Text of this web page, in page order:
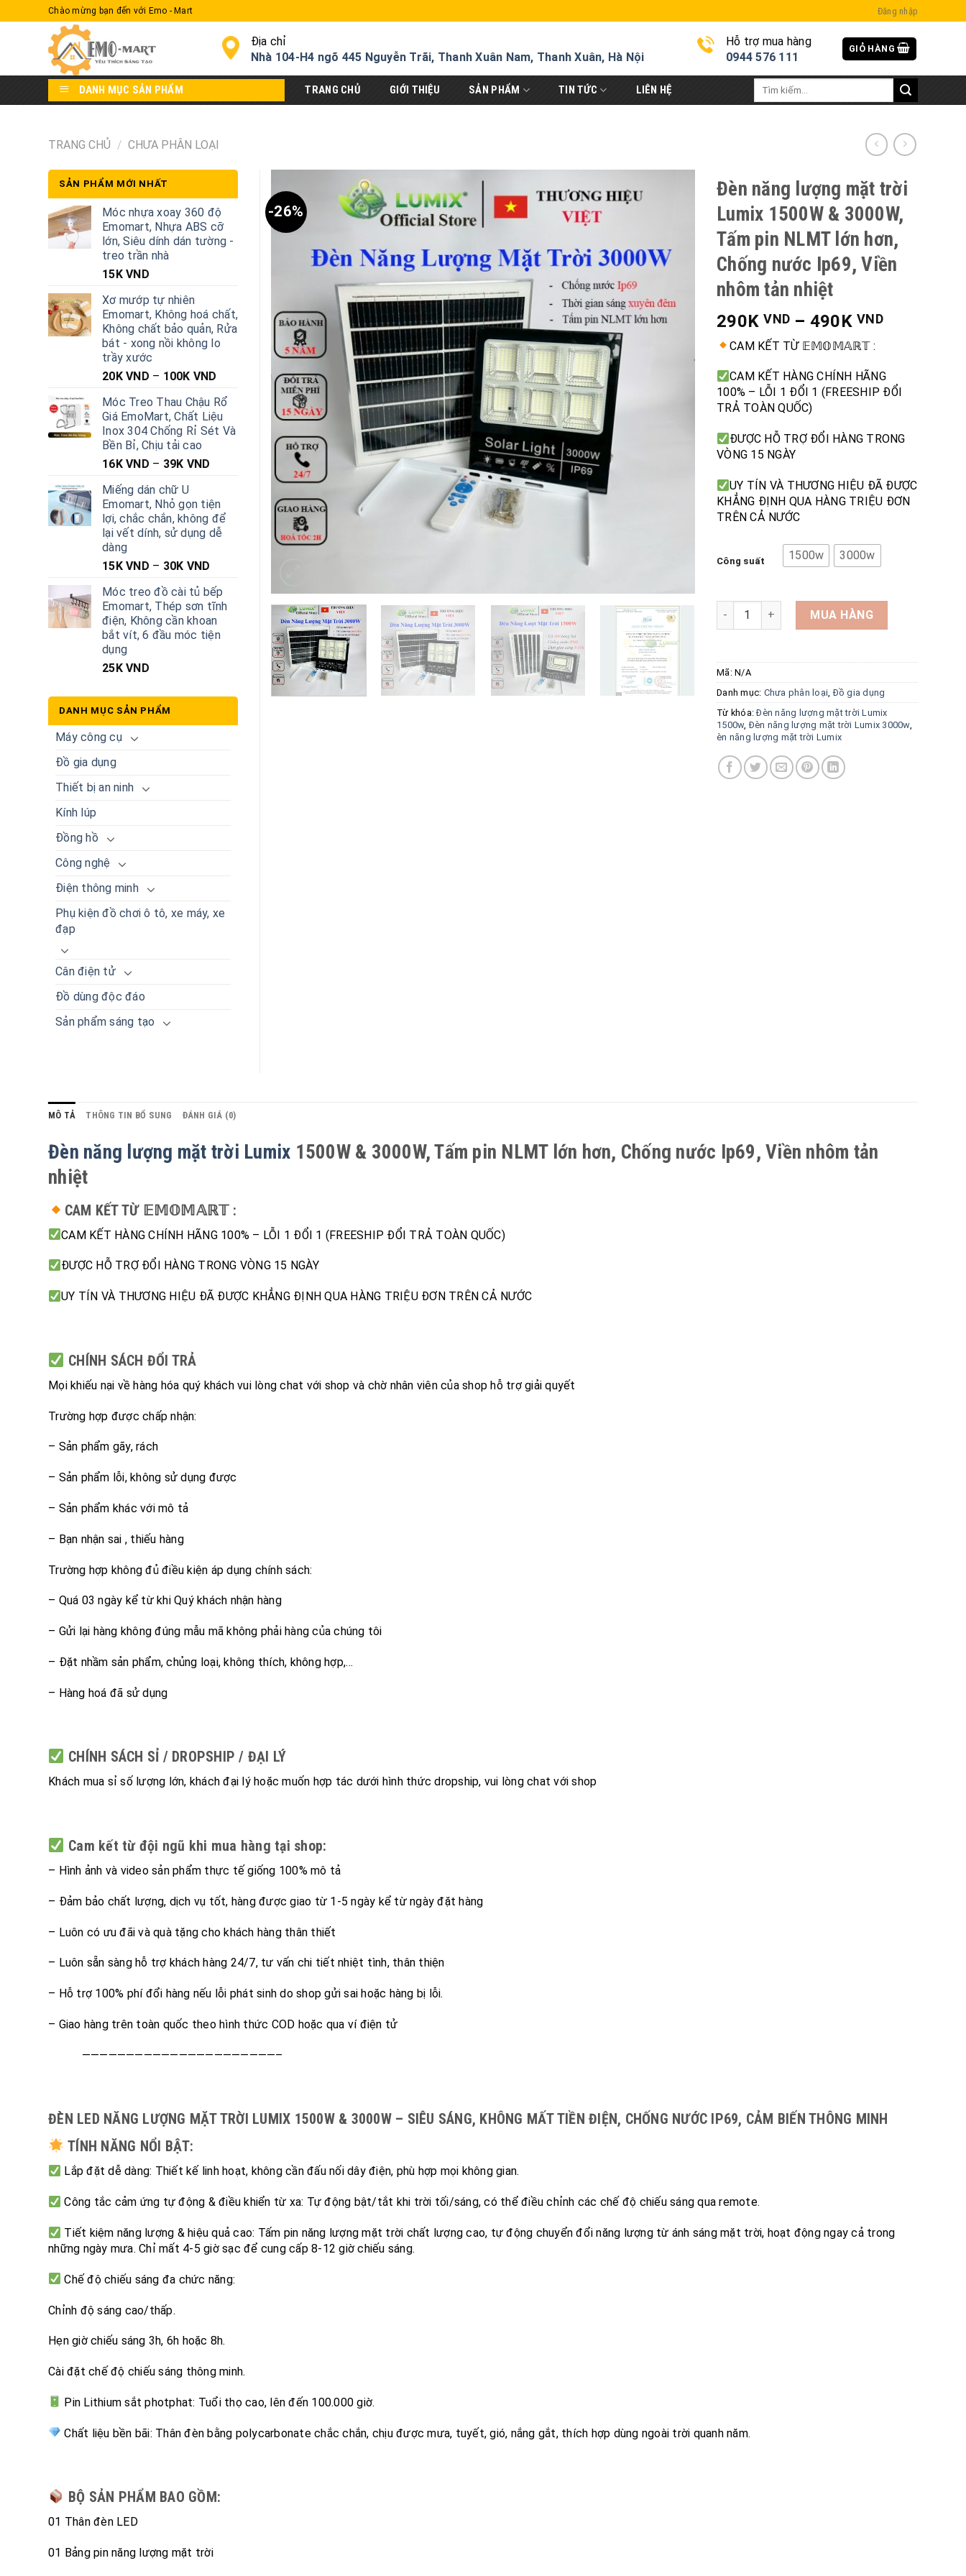
to
Chào mừng bạn đến với Emo - Mart Đăng nhập
Địa chỉ
Nhà 104-H4 ngõ 445 Nguyễn Trãi, Thanh Xuân Nam, Thanh Xuân, Hà Nội
Hỗ trợ mua hàng
0944 576 111
GIỎ HÀNG
DANH MỤC SẢN PHẨM TRANG CHỦ GIỚI THIỆU SẢN PHẨM TIN TỨC LIÊN HỆ
kiếm:
TRANG CHỦ / CHƯA PHÂN LOẠI
-26%
Đèn năng lượng mặt trời
Lumix 1500W & 3000W,
Tấm pin NLMT lớn hơn,
Chống nước Ip69, Viền
nhôm tản nhiệt
290KVND – 490K VND
CAM KẾT TỪ 𝔼𝕄𝕆𝕄𝔸ℝ𝕋 :
CAM KẾT HÀNG CHÍNH HÃNG
100% – LỖI 1 ĐỔI 1 (FREESHIP ĐỔI
TRẢ TOÀN QUỐC)
ĐƯỢC HỖ TRỢ ĐỔI HÀNG TRONG
VÒNG 15 NGÀY
UY TÍN VÀ THƯƠNG HIỆU ĐÃ ĐƯỢC
KHẲNG ĐỊNH QUA HÀNG TRIỆU ĐƠN
TRÊN CẢ NƯỚC
Công suất 1500w 3000w
Đèn năng lượng mặt trời Lumix 1500W &
MUA HÀNG
Mã: N/A
Danh mục: Chưa phân loại ,Đồ gia dụng
Từ khóa:Đèn năng lượng mặt trời Lumix
1500w,Đèn năng lượng mặt trời Lumix 3000w,
èn năng lượng mặt trời Lumix
SẢN PHẨM MỚI NHẤT
Móc nhựa xoay 360 độ
Emomart, Nhựa ABS cỡ
lớn, Siêu dính dán tường -
treo trần nhà
15K VND
Xơ mướp tự nhiên
Emomart, Không hoá chất,
Không chất bảo quản, Rửa
bát - xong nồi không lo
trầy xước
20K VND – 100K VND
Móc Treo Thau Chậu Rổ
Giá EmoMart, Chất Liệu
Inox 304 Chống Rỉ Sét Và
Bền Bỉ, Chịu tải cao
16K VND – 39K VND
Miếng dán chữ U
Emomart, Nhỏ gọn tiện
lợi, chắc chắn, không để
lại vết dính, sử dụng dễ
dàng
15K VND – 30K VND
Móc treo đồ cài tủ bếp
Emomart, Thép sơn tĩnh
điện, Không cần khoan
bắt vít, 6 đầu móc tiện
dụng
25K VND
DANH MỤC SẢN PHẨM
Máy công cụ
Đồ gia dụng
Thiết bị an ninh
Kính lúp
Đồng hồ
Công nghệ
Điện thông minh
Phụ kiện đồ chơi ô tô, xe máy, xe
đạp
Cân điện tử
Đồ dùng độc đáo
Sản phẩm sáng tạo
MÔ TẢ THÔNG TIN BỔ SUNG ĐÁNH GIÁ (0)
Đèn năng lượng mặt trời Lumix 1500W & 3000W, Tấm pin NLMT lớn hơn, Chống nước Ip69, Viền nhôm tản
nhiệt
CAM KẾT TỪ 𝔼𝕄𝕆𝕄𝔸ℝ𝕋 :
CAM KẾT HÀNG CHÍNH HÃNG 100% – LỖI 1 ĐỔI 1 (FREESHIP ĐỔI TRẢ TOÀN QUỐC)
ĐƯỢC HỖ TRỢ ĐỔI HÀNG TRONG VÒNG 15 NGÀY
UY TÍN VÀ THƯƠNG HIỆU ĐÃ ĐƯỢC KHẲNG ĐỊNH QUA HÀNG TRIỆU ĐƠN TRÊN CẢ NƯỚC
CHÍNH SÁCH ĐỔI TRẢ
Mọi khiếu nại về hàng hóa quý khách vui lòng chat với shop và chờ nhân viên của shop hỗ trợ giải quyết
Trường hợp được chấp nhận:
– Sản phẩm gãy, rách
– Sản phẩm lỗi, không sử dụng được
– Sản phẩm khác với mô tả
– Bạn nhận sai , thiếu hàng
Trường hợp không đủ điều kiện áp dụng chính sách:
– Quá 03 ngày kể từ khi Quý khách nhận hàng
– Gửi lại hàng không đúng mẫu mã không phải hàng của chúng tôi
– Đặt nhầm sản phẩm, chủng loại, không thích, không hợp,…
– Hàng hoá đã sử dụng
CHÍNH SÁCH SỈ / DROPSHIP / ĐẠI LÝ
Khách mua sỉ số lượng lớn, khách đại lý hoặc muốn hợp tác dưới hình thức dropship, vui lòng chat với shop
Cam kết từ đội ngũ khi mua hàng tại shop:
– Hình ảnh và video sản phẩm thực tế giống 100% mô tả
– Đảm bảo chất lượng, dịch vụ tốt, hàng được giao từ 1-5 ngày kể từ ngày đặt hàng
– Luôn có ưu đãi và quà tặng cho khách hàng thân thiết
– Luôn sẵn sàng hỗ trợ khách hàng 24/7, tư vấn chi tiết nhiệt tình, thân thiện
– Hỗ trợ 100% phí đổi hàng nếu lỗi phát sinh do shop gửi sai hoặc hàng bị lỗi.
– Giao hàng trên toàn quốc theo hình thức COD hoặc qua ví điện tử
——————————————————————–
ĐÈN LED NĂNG LƯỢNG MẶT TRỜI LUMIX 1500W & 3000W – SIÊU SÁNG, KHÔNG MẤT TIỀN ĐIỆN, CHỐNG NƯỚC IP69, CẢM BIẾN THÔNG MINH
TÍNH NĂNG NỔI BẬT:
Lắp đặt dễ dàng: Thiết kế linh hoạt, không cần đấu nối dây điện, phù hợp mọi không gian.
Công tắc cảm ứng tự động & điều khiển từ xa: Tự động bật/tắt khi trời tối/sáng, có thể điều chỉnh các chế độ chiếu sáng qua remote.
Tiết kiệm năng lượng & hiệu quả cao: Tấm pin năng lượng mặt trời chất lượng cao, tự động chuyển đổi năng lượng từ ánh sáng mặt trời, hoạt động ngay cả trong
những ngày mưa. Chỉ mất 4-5 giờ sạc để cung cấp 8-12 giờ chiếu sáng.
Chế độ chiếu sáng đa chức năng:
Chỉnh độ sáng cao/thấp.
Hẹn giờ chiếu sáng 3h, 6h hoặc 8h.
Cài đặt chế độ chiếu sáng thông minh.
Pin Lithium sắt photphat: Tuổi thọ cao, lên đến 100.000 giờ.
Chất liệu bền bãi: Thân đèn bằng polycarbonate chắc chắn, chịu được mưa, tuyết, gió, nắng gắt, thích hợp dùng ngoài trời quanh năm.
BỘ SẢN PHẨM BAO GỒM:
01 Thân đèn LED
01 Bảng pin năng lượng mặt trời